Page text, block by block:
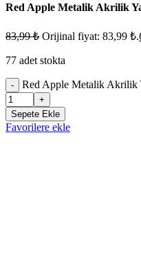
Red Apple Metalik Akrilik
83,99₺ Orijinal fiyat: 83,99 ₺.
77 adet stokta
- Red Apple Metalik Akrilik
+
Sepete Ekle
Favorilere ekle